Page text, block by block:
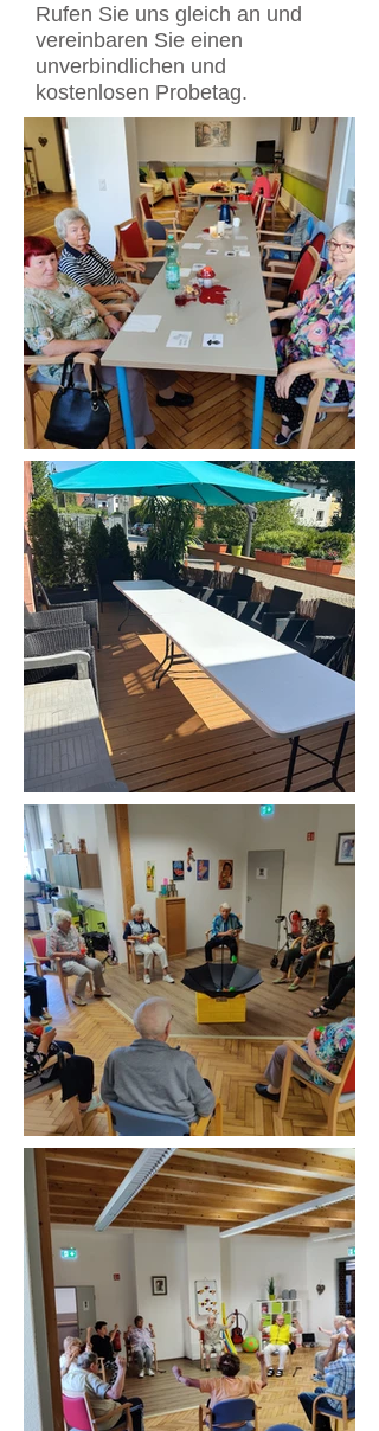
Rufen Sie uns gleich an und
vereinbaren Sie einen
unverbindlichen und
kostenlosen Probetag.